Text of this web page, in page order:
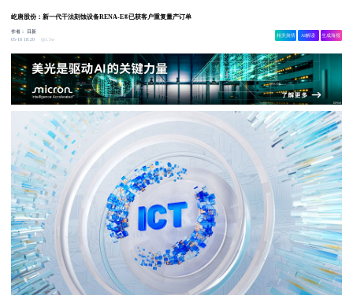
屹唐股份：新一代干法刻蚀设备RENA-E®已获客户重复量产订单
作者：
日新
05-18 18:20
1.5w
相关舆情 AI解读 生成海报